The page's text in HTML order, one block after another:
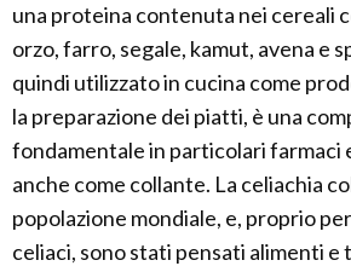
una proteina contenuta nei cereali
orzo, farro, segale, kamut, avena e
quindi utilizzato in cucina come
la preparazione dei piatti, è una
fondamentale in particolari farmaci
anche come collante. La celiachia
popolazione mondiale, e, proprio
celiaci, sono stati pensati alimenti